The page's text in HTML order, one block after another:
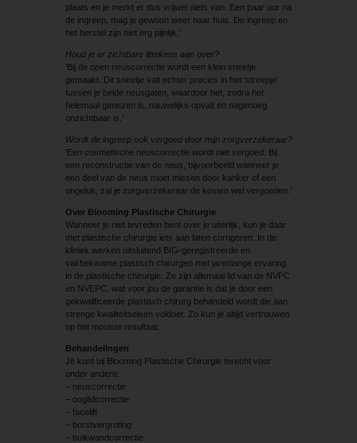
plaats en je merkt er dus vrijwel niets van. Een paar uur na
de ingreep, mag je gewoon weer naar huis. De ingreep en
het herstel zijn niet erg pijnlijk.’
Houd je er zichtbare littekens aan over?
‘Bij de open neuscorrectie wordt een klein sneetje
gemaakt. Dit sneetje valt echter precies in het ‘streepje’
tussen je beide neusgaten, waardoor het, zodra het
helemaal genezen is, nauwelijks opvalt en nagenoeg
onzichtbaar is.’
Wordt de ingreep ook vergoed door mijn zorgverzekeraar?
‘Een cosmetische neuscorrectie wordt niet vergoed. Bij
een reconstructie van de neus, bijvoorbeeld wanneer je
een deel van de neus moet missen door kanker of een
ongeluk, zal je zorgverzekeraar de kosten wel vergoeden.’
Over Blooming Plastische Chirurgie
Wanneer je niet tevreden bent over je uiterlijk, kun je daar
met plastische chirurgie iets aan laten corrigeren. In de
kliniek werken uitsluitend BIG-geregistreerde en
vakbekwame plastisch chirurgen met jarenlange ervaring
in de plastische chirurgie. Ze zijn allemaal lid van de NVPC
en NVEPC, wat voor jou de garantie is dat je door een
gekwalificeerde plastisch chirurg behandeld wordt die aan
strenge kwaliteitseisen voldoet. Zo kun je altijd vertrouwen
op het mooiste resultaat.
Behandelingen
Je kunt bij Blooming Plastische Chirurgie terecht voor
onder andere:
– neuscorrectie
– ooglidcorrectie
– facelift
– borstvergroting
– buikwandcorrectie